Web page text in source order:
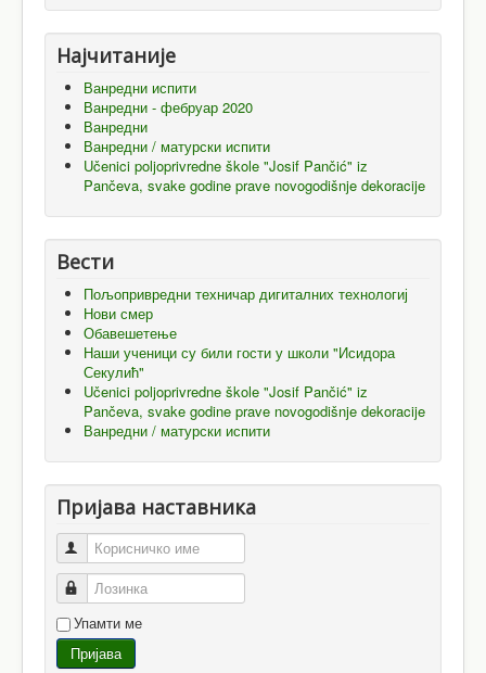
Најчитаније
Ванредни испити
Ванредни - фебруар 2020
Ванредни
Ванредни / матурски испити
Učenici poljoprivredne škole "Josif Pančić" iz
Pančeva, svake godine prave novogodišnje dekoracije
Вести
Пољопривредни техничар дигиталних технологиј
Нови смер
Обавешетење
Наши ученици су били гости у школи "Исидора
Секулић"
Učenici poljoprivredne škole "Josif Pančić" iz
Pančeva, svake godine prave novogodišnje dekoracije
Ванредни / матурски испити
Пријава наставника
Корисничко име
Лозинка
Упамти ме
Пријава